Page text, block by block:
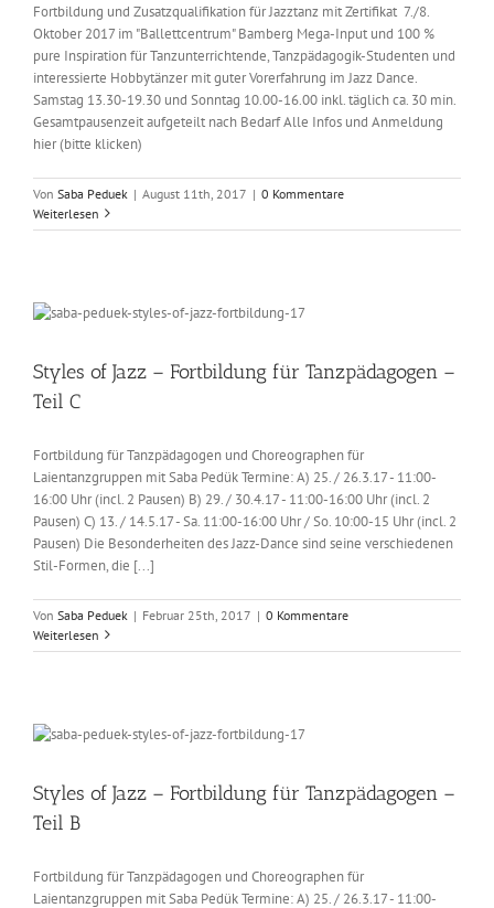
Fortbildung und Zusatzqualifikation für Jazztanz mit Zertifikat 7./8.
Oktober 2017 im "Ballettcentrum" Bamberg Mega-Input und 100 %
pure Inspiration für Tanzunterrichtende, Tanzpädagogik-Studenten und
interessierte Hobbytänzer mit guter Vorerfahrung im Jazz Dance.
Samstag 13.30-19.30 und Sonntag 10.00-16.00 inkl. täglich ca. 30 min.
Gesamtpausenzeit aufgeteilt nach Bedarf Alle Infos und Anmeldung
hier (bitte klicken)
Von Saba Peduek | August 11th, 2017 | 0 Kommentare
Weiterlesen
Styles of Jazz – Fortbildung für Tanzpädagogen –
Teil C
Fortbildung für Tanzpädagogen und Choreographen für
Laientanzgruppen mit Saba Pedük Termine: A) 25. / 26.3.17 - 11:00-
16:00 Uhr (incl. 2 Pausen) B) 29. / 30.4.17 - 11:00-16:00 Uhr (incl. 2
Pausen) C) 13. / 14.5.17 - Sa. 11:00-16:00 Uhr / So. 10:00-15 Uhr (incl. 2
Pausen) Die Besonderheiten des Jazz-Dance sind seine verschiedenen
Stil-Formen, die [...]
Von Saba Peduek | Februar 25th, 2017 | 0 Kommentare
Weiterlesen
Styles of Jazz – Fortbildung für Tanzpädagogen –
Teil B
Fortbildung für Tanzpädagogen und Choreographen für
Laientanzgruppen mit Saba Pedük Termine: A) 25. / 26.3.17 - 11:00-